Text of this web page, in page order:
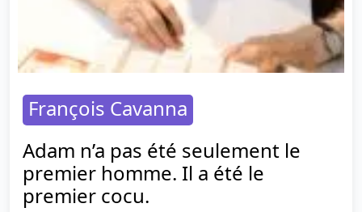
François Cavanna
Adam n’a pas été seulement le
premier homme. Il a été le
premier cocu.